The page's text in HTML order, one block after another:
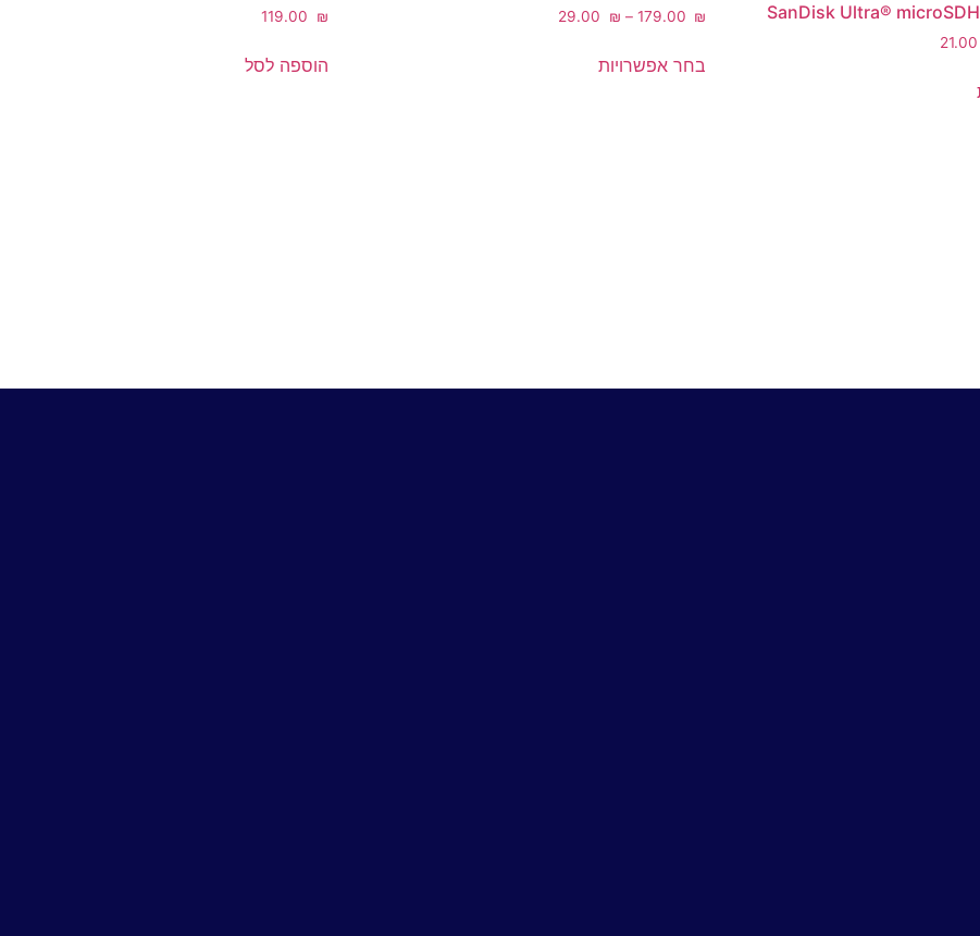
‎21.00
זה
‎29.00 ₪ – ‎179.00 ₪
בחר אפשרויותזה
‎119.00 ₪
הוספה לסל